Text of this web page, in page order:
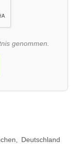
genommen.
Deutschland